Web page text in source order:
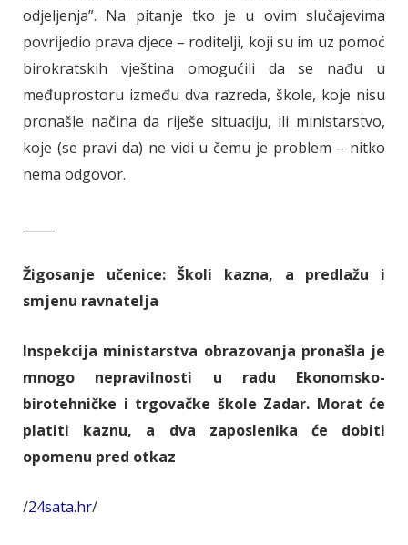
odjeljenja”. Na pitanje tko je u ovim slučajevima
povrijedio prava djece – roditelji, koji su im uz pomoć
birokratskih vještina omogućili da se nađu u
međuprostoru između dva razreda, škole, koje nisu
pronašle načina da riješe situaciju, ili ministarstvo,
koje (se pravi da) ne vidi u čemu je problem – nitko
nema odgovor.
Žigosanje učenice: Školi kazna, a predlažu i
smjenu ravnatelja
Inspekcija ministarstva obrazovanja pronašla je
mnogo nepravilnosti u radu Ekonomsko-
birotehničke i trgovačke škole Zadar. Morat će
platiti kaznu, a dva zaposlenika će dobiti
opomenu pred otkaz
/24sata.hr/